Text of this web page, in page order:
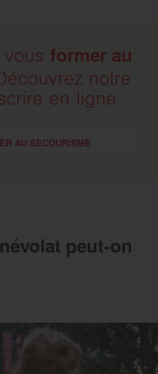
vous former au
notre
en ligne
AU SECOURISME
peut-on